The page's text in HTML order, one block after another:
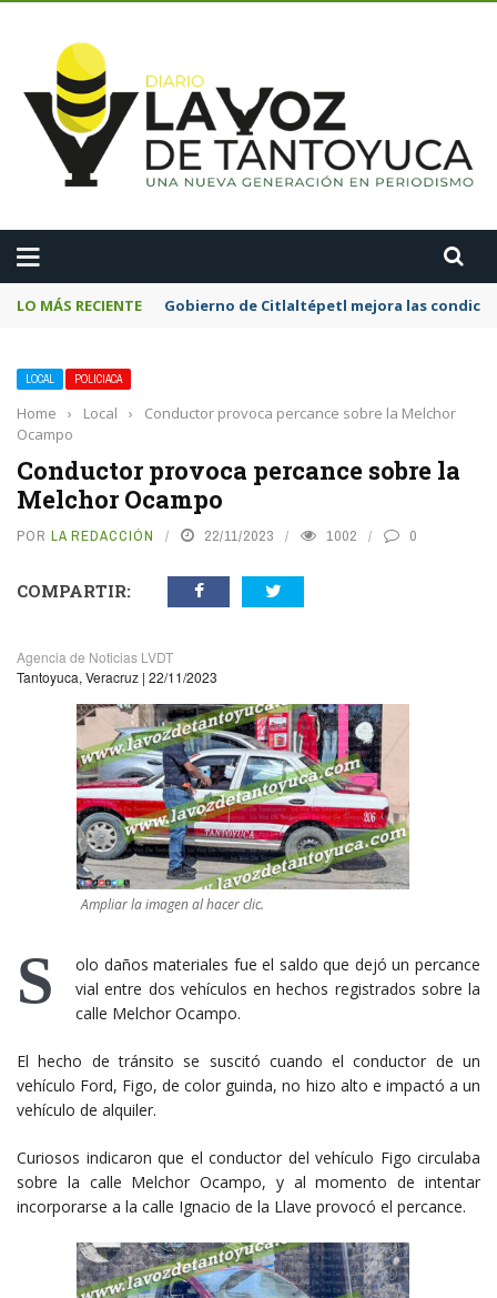
LO MÁS RECIENTE Gobierno de Citlaltépetl mejora las
LOCAL POLICIACA
Home › Local ›
Conductor provoca percance sobre la Melchor
Ocampo
Conductor provoca percance sobre la
Melchor Ocampo
POR LA REDACCIÓN 22/11/2023 1002 0
COMPARTIR:
Agencia de Noticias LVDT
Tantoyuca, Veracruz | 22/11/2023
Ampliar la imagen al hacer clic.
S
olo daños materiales fue el saldo que dejó un percance
vial entre dos vehículos en hechos registrados sobre la
calle Melchor Ocampo.
El hecho de tránsito se suscitó cuando el conductor de un
vehículo Ford, Figo, de color guinda, no hizo alto e impactó a un
vehículo de alquiler.
Curiosos indicaron que el conductor del vehículo Figo circulaba
sobre la calle Melchor Ocampo, y al momento de intentar
incorporarse a la calle Ignacio de la Llave provocó el percance.